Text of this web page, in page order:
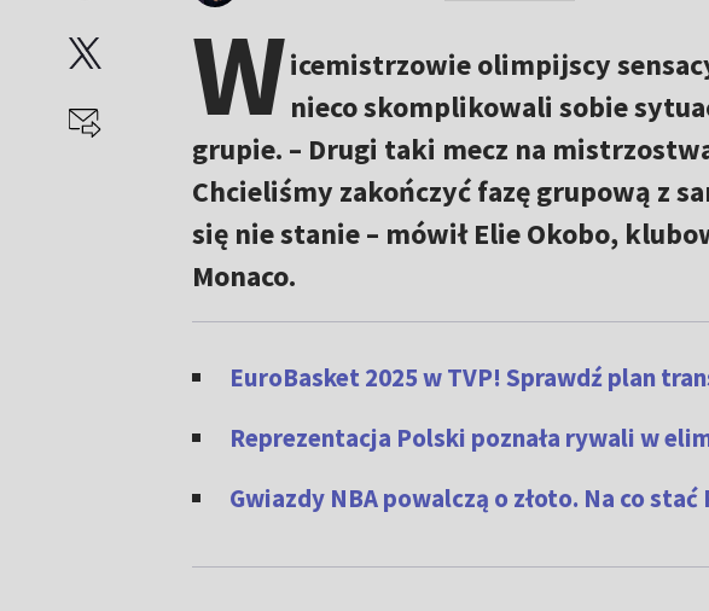
Wicemistrzowie olimpijscy
nieco skomplikowali sobie
grupie. – Drugi taki mecz na
Chcieliśmy zakończyć fazę grupową z
się nie stanie – mówił Elie Okobo,
Monaco.
EuroBasket 2025 w TVP! Sprawdź plan
Reprezentacja Polski poznała rywali w
Gwiazdy NBA powalczą o złoto. Na co stać